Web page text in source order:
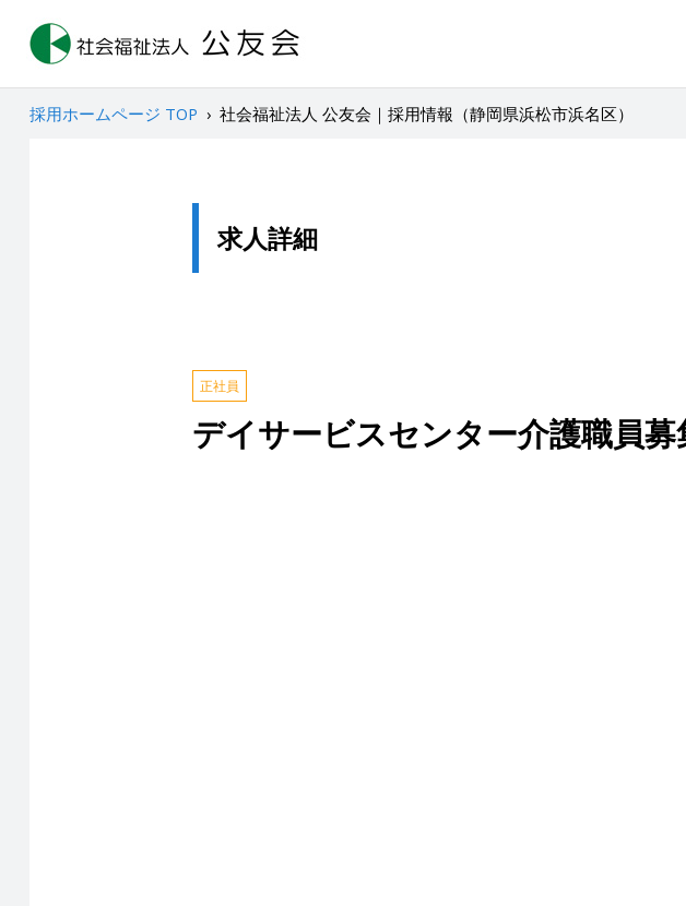
採用ホームページ TOP › 社会福祉法人 公友会｜採用情報（静岡県浜松市浜名区）
求人詳細
正社員
デイサービスセンター介護職員